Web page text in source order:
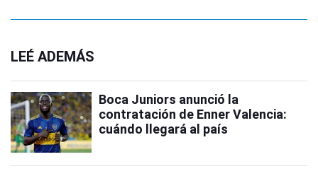
LEÉ ADEMÁS
Boca Juniors anunció la
contratación de Enner Valencia:
cuándo llegará al país